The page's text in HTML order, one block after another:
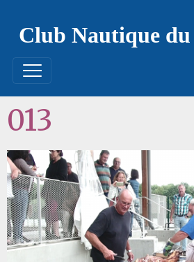
Club Nautique
013